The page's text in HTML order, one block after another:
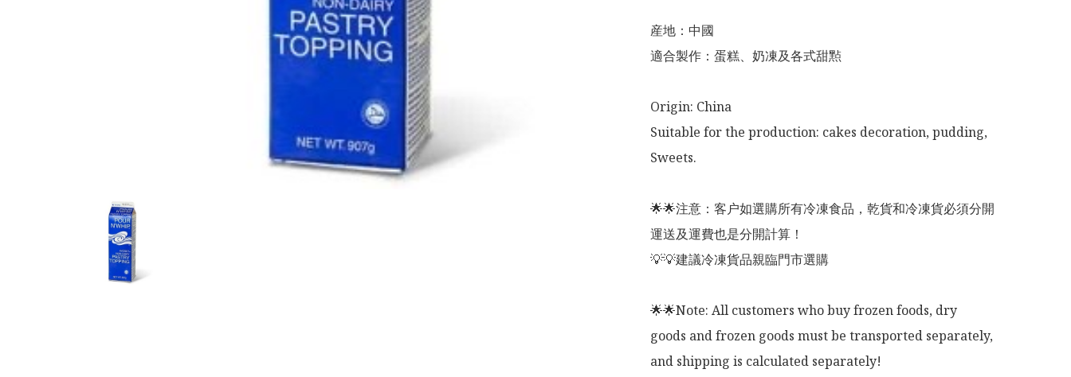
産地：中國
適合製作：蛋糕、奶凍及各式甜㸃
Origin: China
Suitable for the production: cakes decoration, pudding,
Sweets.
🌟🌟注意：客户如選購所有冷凍食品，乾貨和冷凍貨必須分開
運送及運費也是分開計算！
💡💡建議冷凍貨品親臨門市選購
🌟🌟Note: All customers who buy frozen foods, dry
goods and frozen goods must be transported separately,
and shipping is calculated separately!